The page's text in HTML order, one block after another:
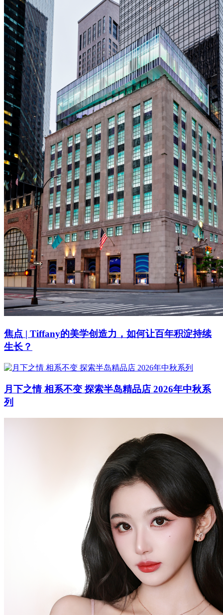
焦点 | Tiffany的美学创造力，如何让百年积淀持续
生长？
月下之情 相系不变 探索半岛精品店 2026年中秋系
列